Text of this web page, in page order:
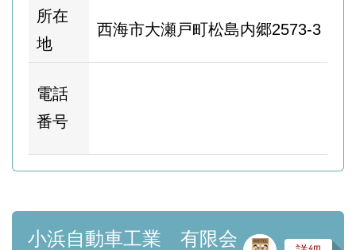
所在
地
西海市大瀬戸町松島内郷2573-3
電話
番号
小浜自動車工業 有限会